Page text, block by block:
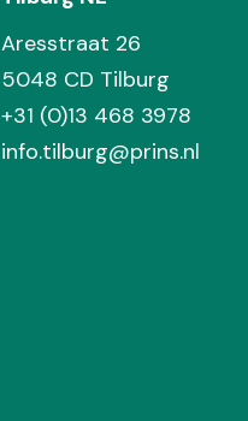
Aresstraat 26
5048 CD Tilburg
+31 (0)13 468 3978
info.tilburg@prins.nl